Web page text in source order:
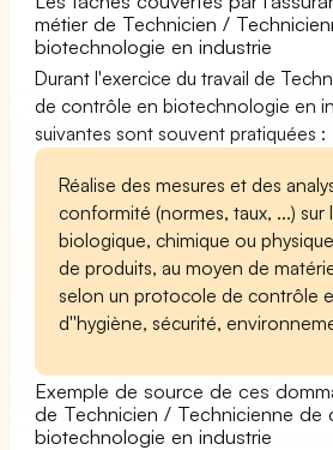
métier de Technicien /
biotechnologie en industrie
Durant l'exercice du travail de
de contrôle en biotechnologie en
suivantes sont souvent pratiquées :
Réalise des mesures et des
conformité (normes, taux, ...) sur
biologique, chimique ou
de produits, au moyen de
selon un protocole de contrôle
d''hygiène, sécurité,
Exemple de source de ces
de Technicien / Technicienne de
biotechnologie en industrie